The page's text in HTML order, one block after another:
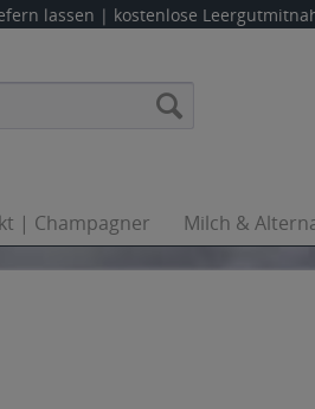
lassen | kostenlose
| Champagner Milch &